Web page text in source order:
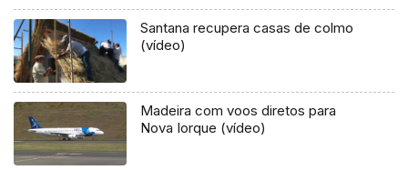
Santana recupera casas de colmo
(vídeo)
Madeira com voos diretos para
Nova Iorque (vídeo)